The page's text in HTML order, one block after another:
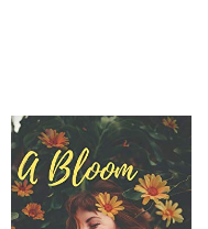
Vendedores
Comenzar a vender
Ayuda